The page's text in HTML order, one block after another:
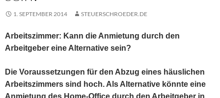
1. SEPTEMBER 2014 STEUERSCHROEDER.DE
Arbeitszimmer: Kann die Anmietung durch den
Arbeitgeber eine Alternative sein?
Die Voraussetzungen für den Abzug eines häuslichen
Arbeitszimmers sind hoch. Als Alternative könnte eine
Anmietung des Home-Office durch den Arbeitgeber in